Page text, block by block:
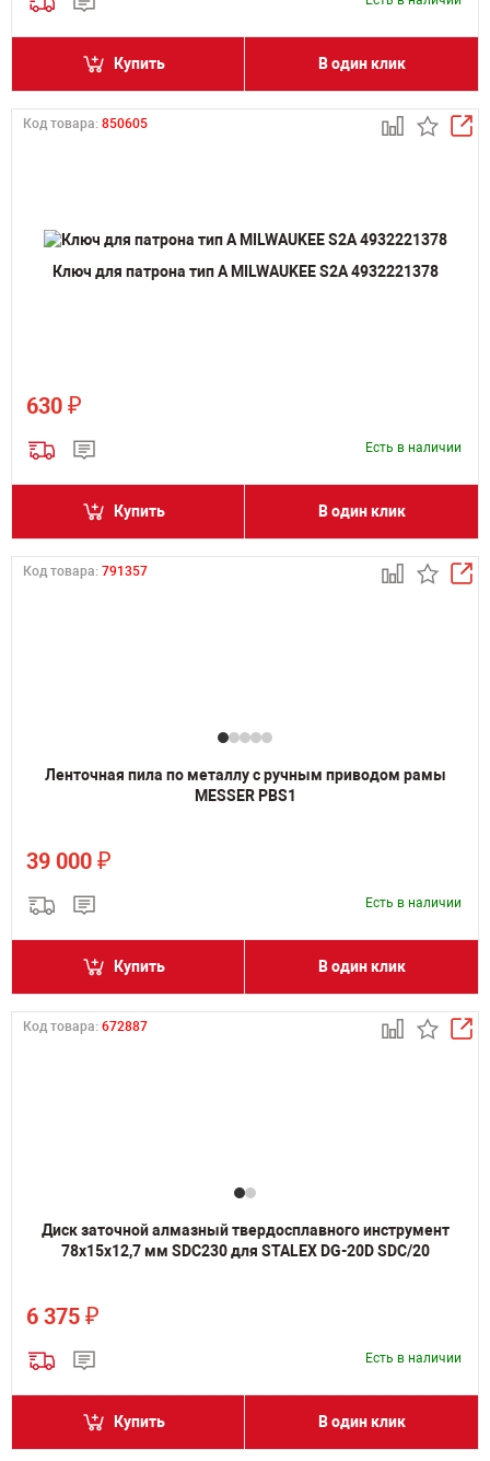
Купить В один клик
Код товара: 850605
Ключ для патрона тип A MILWAUKEE S2A 4932221378
630 ₽
Есть в наличии
Купить В один клик
Код товара: 791357
Ленточная пила по металлу с ручным приводом рамы
MESSER PBS1
39 000 ₽
Есть в наличии
Купить В один клик
Код товара: 672887
Диск заточной алмазный твердосплавного инструмент
78х15х12,7 мм SDC230 для STALEX DG-20D SDC/20
6 375 ₽
Есть в наличии
Купить В один клик